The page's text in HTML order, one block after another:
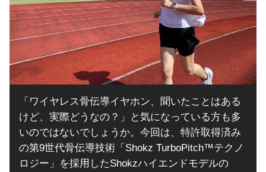
「ワイヤレス骨伝導イヤホン、聞いたことはある
けど、実際どうなの？」と気になっている方も多
いのではないでしょうか。今回は、特許取得済み
の第9世代骨伝導技術「Shokz TurboPitch™テクノ
ロジー」を採用したShokzハイエンドモデルの